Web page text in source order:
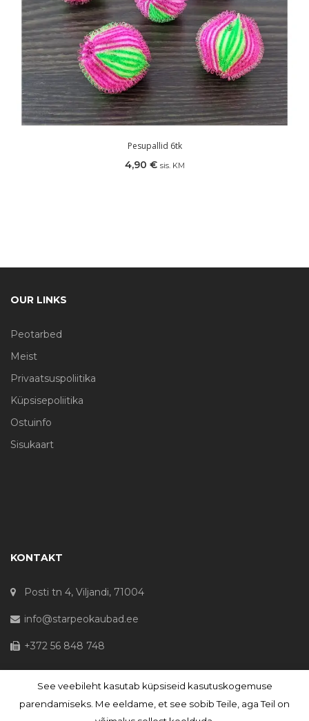
Pesupallid 6tk
4,90 € sis. KM
OUR LINKS
Peotarbed
Meist
Privaatsuspoliitika
Küpsisepoliitika
Ostuinfo
Sisukaart
KONTAKT
Posti tn 4, Viljandi, 71004
info@starpeokaubad.ee
+372 56 848 748
© Haljaste OÜ 2020 - Registrikood 10645867
See veebileht kasutab küpsiseid kasutuskogemuse
parendamiseks. Me eeldame, et see sobib Teile, aga Teil on